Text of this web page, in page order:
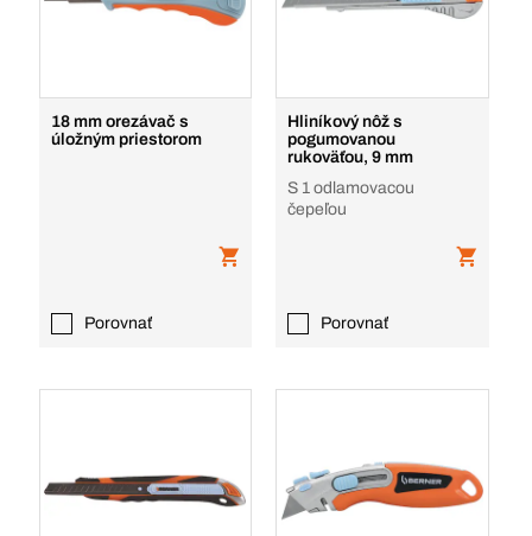
18 mm orezávač s
úložným priestorom
Porovnať
Hliníkový nôž s
pogumovanou
rukoväťou, 9 mm
S 1 odlamovacou
čepeľou
Porovnať